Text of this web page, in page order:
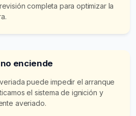
completa para optimizar la
enciende
puede impedir el arranque
el sistema de ignición y
averiado.